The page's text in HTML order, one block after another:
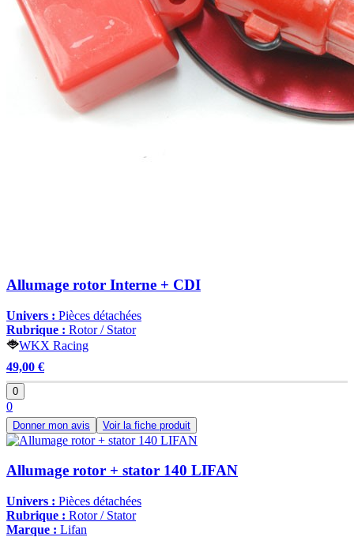
Allumage rotor Interne + CDI
Univers : Pièces détachées
Rubrique : Rotor / Stator
WKX Racing
49,00 €
0
0
Donner mon avis Voir la fiche produit
Allumage rotor + stator 140 LIFAN
Univers : Pièces détachées
Rubrique : Rotor / Stator
Marque : Lifan